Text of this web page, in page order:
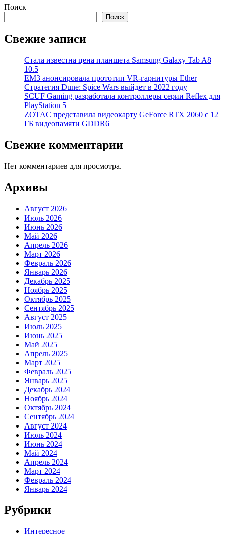
Поиск
Поиск
Свежие записи
Стала известна цена планшета Samsung Galaxy Tab A8
10.5
EM3 анонсировала прототип VR-гарнитуры Ether
Стратегия Dune: Spice Wars выйдет в 2022 году
SCUF Gaming разработала контроллеры серии Reflex для
PlayStation 5
ZOTAC представила видеокарту GeForce RTX 2060 с 12
ГБ видеопамяти GDDR6
Свежие комментарии
Нет комментариев для просмотра.
Архивы
Август 2026
Июль 2026
Июнь 2026
Май 2026
Апрель 2026
Март 2026
Февраль 2026
Январь 2026
Декабрь 2025
Ноябрь 2025
Октябрь 2025
Сентябрь 2025
Август 2025
Июль 2025
Июнь 2025
Май 2025
Апрель 2025
Март 2025
Февраль 2025
Январь 2025
Декабрь 2024
Ноябрь 2024
Октябрь 2024
Сентябрь 2024
Август 2024
Июль 2024
Июнь 2024
Май 2024
Апрель 2024
Март 2024
Февраль 2024
Январь 2024
Рубрики
Интересное